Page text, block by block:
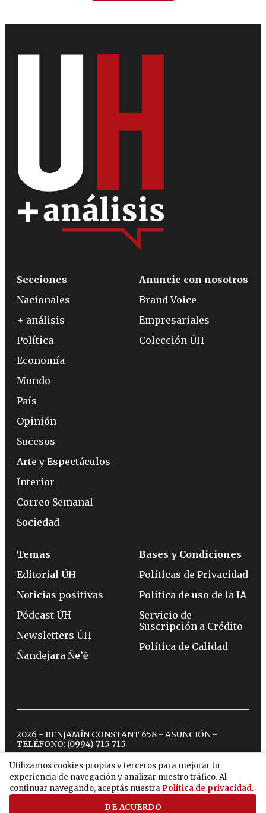
Utilizamos cookies propias y terceros para mejorar tu
experiencia de navegación y analizar nuestro tráfico. Al
continuar navegando, aceptás nuestra Política de privacidad.
DE ACUERDO
Secciones
Nacionales
+ análisis
Política
Economía
Mundo
País
Opinión
Sucesos
Arte y Espectáculos
Interior
Correo Semanal
Sociedad
Anuncie con nosotros
Brand Voice
Empresariales
Colección ÚH
Temas
Editorial ÚH
Noticias positivas
Pódcast ÚH
Newsletters ÚH
Ñandejara Ñe’ẽ
Bases y Condiciones
Políticas de Privacidad
Política de uso de la IA
Servicio de
Suscripción a Crédito
Política de Calidad
2026 - BENJAMÍN CONSTANT 658 - ASUNCIÓN -
TELÉFONO: (0994) 715 715
twitterinstagram
facebook
tiktokyoutubespotify